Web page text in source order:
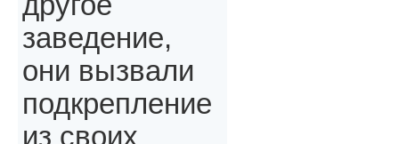
заведение,
они вызвали
подкрепление
из своих